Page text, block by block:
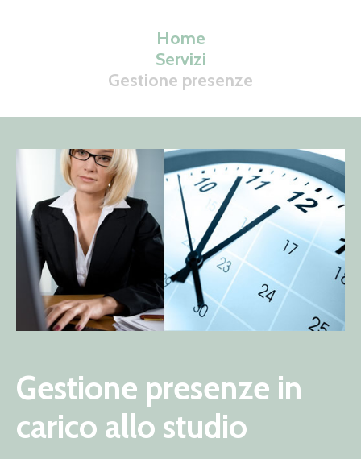
Home
Servizi
Gestione presenze
Gestione presenze in
carico allo studio